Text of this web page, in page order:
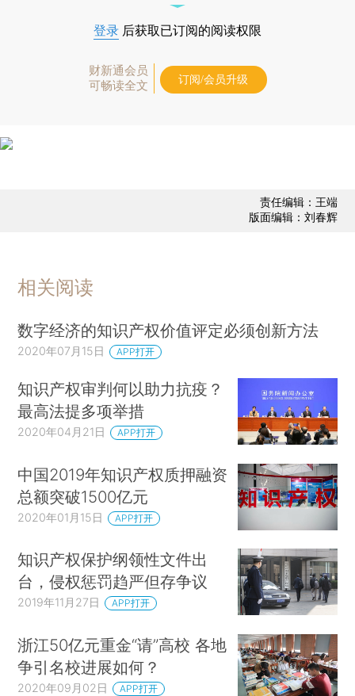
登录 后获取已订阅的阅读权限
财新通会员
可畅读全文
订阅/会员升级
责任编辑：王端
版面编辑：刘春辉
相关阅读
数字经济的知识产权价值评定必须创新方法
2020年07月15日 APP打开
知识产权审判何以助力抗疫？
最高法提多项举措
2020年04月21日 APP打开
中国2019年知识产权质押融资
总额突破1500亿元
2020年01月15日 APP打开
知识产权保护纲领性文件出
台，侵权惩罚趋严但存争议
2019年11月27日 APP打开
浙江50亿元重金“请”高校 各地
争引名校进展如何？
2020年09月02日 APP打开